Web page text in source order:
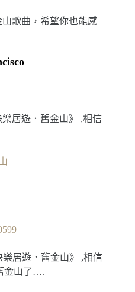
歌曲，希望你也能感